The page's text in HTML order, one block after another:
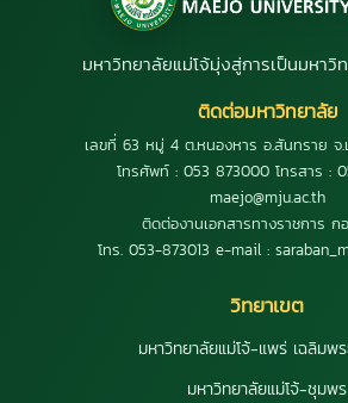
มหาวิทยาลัยแม่โจ้มุ่งสู่การเป็นมหาวิ
ติดต่อมหาวิทยาลัย
เลขที่ 63 หมู่ 4 ต.หนองหาร อ.สันทราย จ.
โทรศัพท์ : 053 873000 โทรสาร :
maejo@mju.ac.th
ติดต่องานเอกสารทางราชการ ก
โทร. 053-873013 e-mail :
วิทยาเขต
มหาวิทยาลัยแม่โจ้-แพร่ เฉลิมพร
มหาวิทยาลัยแม่โจ้-ชุมพร